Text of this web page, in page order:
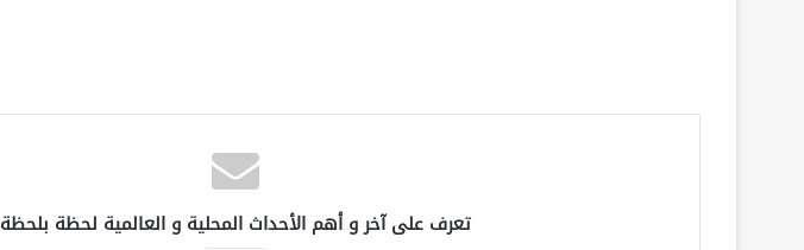
تعرف على آخر و أهم الأحداث المحلية و العالمية لحظة بلحظة